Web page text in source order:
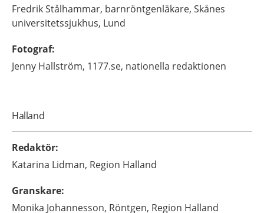
FredrikStålhammar, barnröntgenläkare, Skånes
universitetssjukhus, Lund
Fotograf:
Jenny Hallström, 1177.se, nationella redaktionen
Halland
Redaktör:
Katarina Lidman, Region Halland
Granskare:
Monika Johannesson, Röntgen, Region Halland